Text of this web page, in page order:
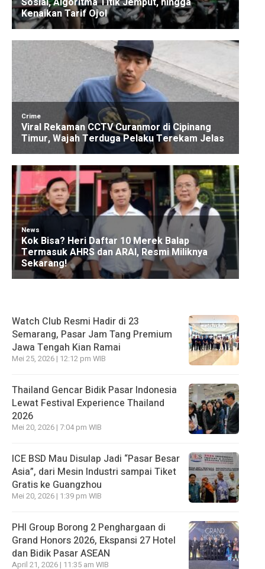
Watch Club Resmi Hadir di 23
Semarang, Pasar Jam Tang Premium
Jawa Tengah Kian Ramai
Mei 25, 2026 | 12:12 pm WIB
Thailand Gencar Bidik Pasar Indonesia
Lewat Festival Experience Thailand
2026
Mei 20, 2026 | 7:04 pm WIB
ICE BSD Mau Disulap Jadi “Pasar Besar
Asia”, dari Mesin Industri sampai Tiket
Gratis ke Guangzhou
Mei 20, 2026 | 1:39 pm WIB
PHI Group Borong 2 Penghargaan di
Grand Honors 2026, Ekspansi 27 Hotel
dan Bidik Pasar ASEAN
April 21, 2026 | 11:35 am WIB